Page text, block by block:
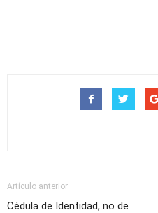
Artículo anterior
Cédula de Identidad, no de